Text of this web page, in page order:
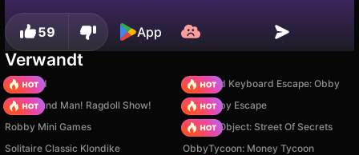
59 App
Verwandt
TB World
+1 Speed Keyboard Escape: Obby
Playground Man! Ragdoll Show!
Your Obby Escape
Robby Mini Games
Hidden Object: Street Of Secrets
Solitaire Classic Klondike
ObbyTycoon: Money Tycoon